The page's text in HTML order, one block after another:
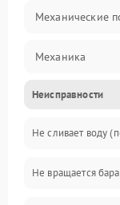
Механические
Механика
Электропитание
Водоснабжение
Слив
Неисправности
Не сливает воду
Не вращается